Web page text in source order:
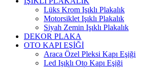
Lüks Krom Işıklı Plakalık
Motorsiklet Işıklı Plakalık
Siyah Zemin Işıklı Plakalık
DEKOR PLAKA
OTO KAPI EŞİĞİ
Araca Özel Pleksi Kapı Eşiği
Led Işıklı Oto Kapı Eşiği